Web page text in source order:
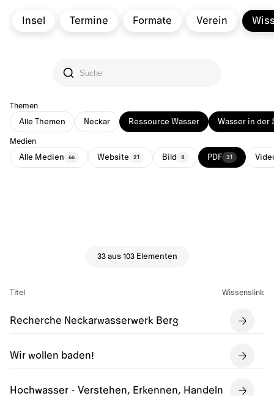
Insel Termine Formate Verein
Themen
Alle Themen Neckar Ressource Wasser Wasser in der
Medien
Alle Medien 66 Website 21 Bild 8 PDF 31
33 aus 103 Elementen
Titel Wissenslink
Recherche Neckarwasserwerk Berg
Wir wollen baden!
Hochwasser - Verstehen, Erkennen, Handeln